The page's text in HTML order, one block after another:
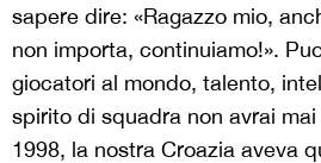
sapere dire: «Ragazzo mio,
non importa, continuiamo!».
giocatori al mondo, talento,
spirito di squadra non avrai
1998, la nostra Croazia aveva